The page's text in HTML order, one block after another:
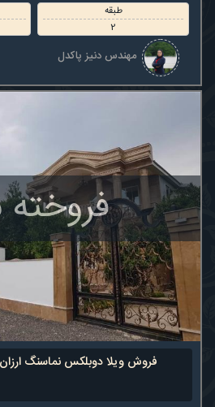
طبقه
2
مهندس دنیز پاکدل
فروش ویلا دوبلکس نماسنگ